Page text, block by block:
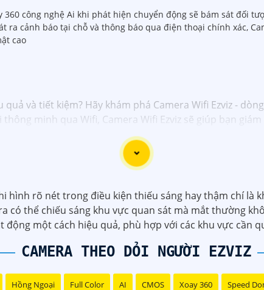
360 công nghệ Ai khi phát hiện chuyển động sẽ bám sát đối
cảnh báo tại chỗ và thông báo qua điện thoại chính xác,
cao
và tiết kiệm? Hãy khám phá Camera Wifi Ezviz -
minh qua Wifi, Camera Wifi Ezviz sẽ giúp bạn
hình ảnh sắc nét và độ phân giải cao, cho phép
chính hãng để bảo vệ tài sản và gia đình của bạn ngay
hình rõ nét trong điều kiện thiếu sáng hay thậm chí là
có thể chiếu sáng khu vực quan sát mà mắt thường
động một cách hiệu quả, phù hợp với các khu vực cần
CAMERA THEO DỎI NGƯỜI EZVIZ
Hồng Ngoại Full Color AI CMOS Xoay 360 Speed